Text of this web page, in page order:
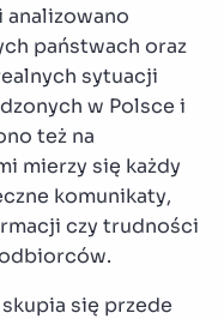
państwach oraz
sytuacji
w Polsce i
też na
mierzy się każdy
komunikaty,
czy trudności
się przede